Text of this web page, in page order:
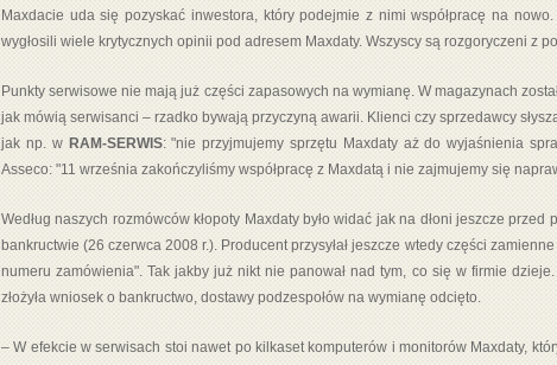
Maxdacie uda się pozyskać inwestora, który podejmie z nimi współpracę na
wygłosili wiele krytycznych opinii pod adresem Maxdaty. Wszyscy są rozgoryczeni z
Punkty serwisowe nie mają już części zapasowych na wymianę. W magazynach
jak mówią serwisanci – rzadko bywają przyczyną awarii. Klienci czy sprzedawcy
jak np. w RAM-SERWIS: "nie przyjmujemy sprzętu Maxdaty aż do wyjaśnienia
Asseco: "11 września zakończyliśmy współpracę z Maxdatą i nie zajmujemy się
Według naszych rozmówców kłopoty Maxdaty było widać jak na dłoni jeszcze
bankructwie (26 czerwca 2008 r.). Producent przysyłał jeszcze wtedy części
numeru zamówienia". Tak jakby już nikt nie panował nad tym, co się w firmie
złożyła wniosek o bankructwo, dostawy podzespołów na wymianę odcięto.
– W efekcie w serwisach stoi nawet po kilkaset komputerów i monitorów Maxdaty,